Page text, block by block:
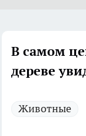
В самом
дереве
Животные